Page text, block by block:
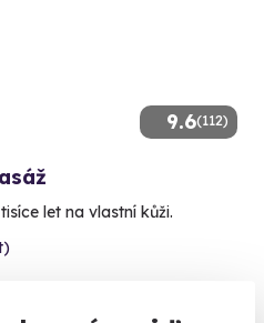
9.6(112)
let na vlastní kůži.